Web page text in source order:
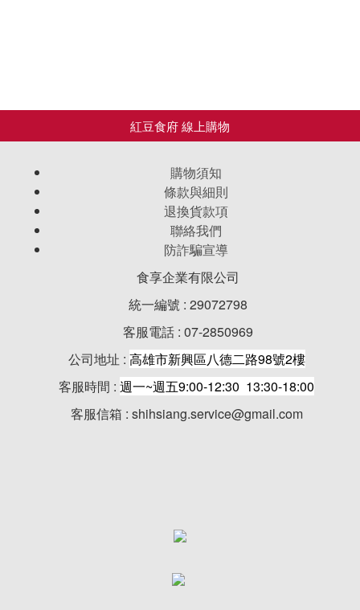
購物須知
條款與細則
退換貨款項
聯絡我們
防詐騙宣導
食享企業有限公司
統一編號 : 29072798
客服電話 : 07-2850969
公司地址 : 高雄市新興區八德二路98號2樓
客服時間 : 週一~週五9:00-12:30 13:30-18:00
客服信箱 : shihsiang.service@gmail.com